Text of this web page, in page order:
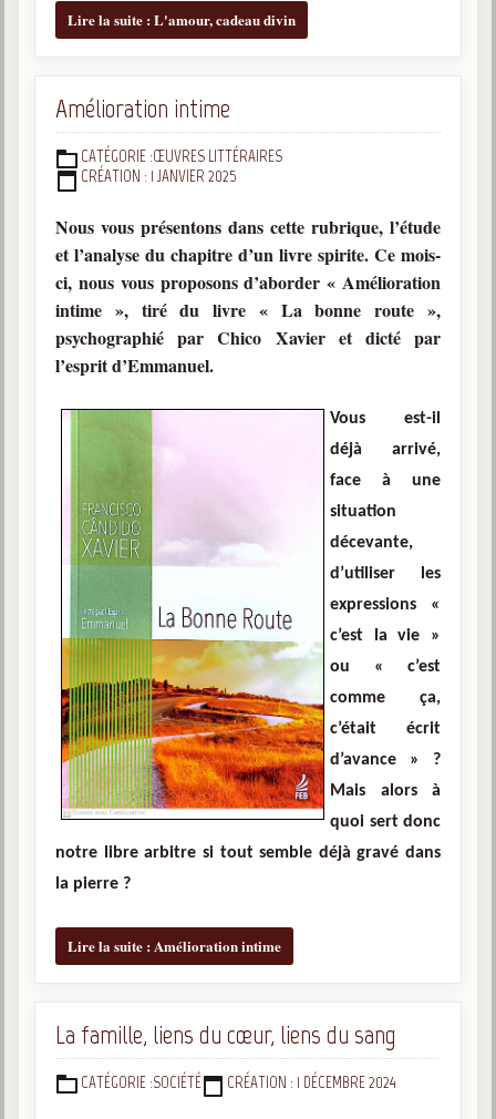
Lire la suite : L'amour, cadeau divin
Amélioration intime
DÉTAILS
CATÉGORIE :ŒUVRES LITTÉRAIRES
CRÉATION : 1 JANVIER 2025
Nous vous présentons dans cette rubrique, l’étude
et l’analyse du chapitre d’un livre spirite. Ce mois-
ci, nous vous proposons d’aborder « Amélioration
intime », tiré du livre « La bonne route »,
psychographié par Chico Xavier et dicté par
l’esprit d’Emmanuel.
Vous est-il
déjà arrivé,
face à une
situation
décevante,
d’utiliser les
expressions «
c’est la vie »
ou « c’est
comme ça,
c’était écrit
d’avance » ?
Mais alors à
quoi sert donc
notre libre arbitre si tout semble déjà gravé dans
la pierre ?
Lire la suite : Amélioration intime
La famille, liens du cœur, liens du sang
DÉTAILSCATÉGORIE :SOCIÉTÉ CRÉATION : 1 DÉCEMBRE 2024